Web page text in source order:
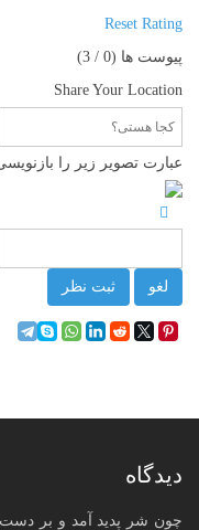
Reset Rating
پیوست ها (0
/ 3)
Share Your Location
عبارت تصویر زیر را
لغو ثبت نظر
دیدگاه
چون شر پدید آمد و بر دست